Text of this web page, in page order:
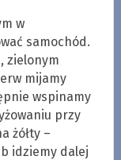
w
samochód.
zielonym
mijamy
wspinamy
przy
żółty –
idziemy dalej